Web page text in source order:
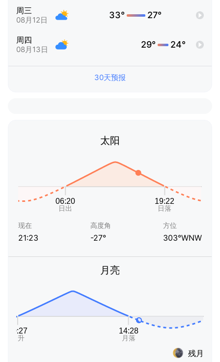
周三
08月12日 33° 27°
周四
08月13日 29° 24°
30天预报
太阳
现在
21:23
高度角
-27°
方位
303°WNW
月亮
残月